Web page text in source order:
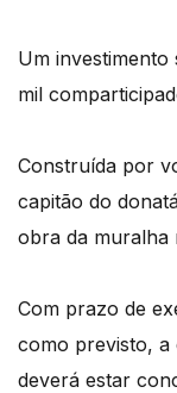
Um investimento
mil
Construída por
capitão do
obra da muralha
Com prazo de
como previsto, a
deverá estar